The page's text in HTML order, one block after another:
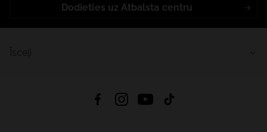
Dodieties uz Atbalsta centru